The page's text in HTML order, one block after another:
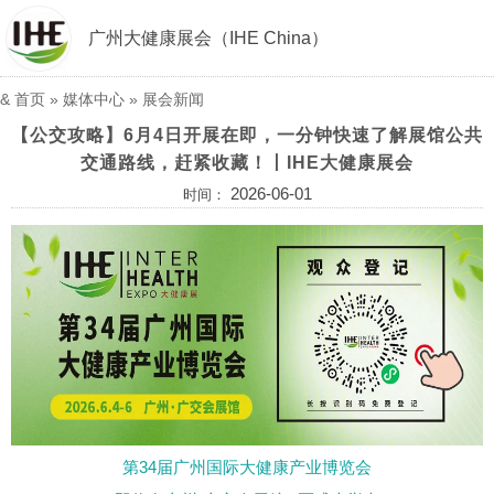
广州大健康展会（IHE China）
& 首页 » 媒体中心 » 展会新闻
【公交攻略】6月4日开展在即，一分钟快速了解展馆公共
交通路线，赶紧收藏！丨IHE大健康展会
时间： 2026-06-01
第34届广州国际大健康产业博览会